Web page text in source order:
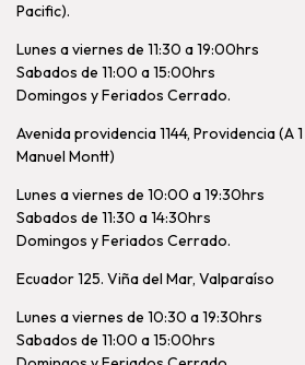
Pacific).
Lunes a viernes de 11:30 a 19:00hrs
Sabados de 11:00 a 15:00hrs
Domingos y Feriados Cerrado.
Avenida providencia 1144, Providencia (A
Manuel Montt)
Lunes a viernes de 10:00 a 19:30hrs
Sabados de 11:30 a 14:30hrs
Domingos y Feriados Cerrado.
Ecuador 125. Viña del Mar, Valparaíso
Lunes a viernes de 10:30 a 19:30hrs
Sabados de 11:00 a 15:00hrs